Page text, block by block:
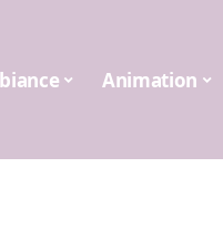
Animation